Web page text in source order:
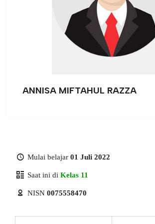
ANNISA MIFTAHUL RAZZA
Mulai belajar 01 Juli 2022
Saat ini di Kelas 11
NISN 0075558470